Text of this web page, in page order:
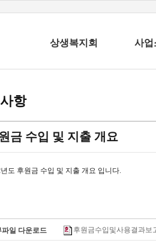
상생복지회 사업
항
금 수입 및 지출 개요
년도 후원금 수입 및 지출 개요 입니다.
파일 다운로드 후원금수입및사용결과보